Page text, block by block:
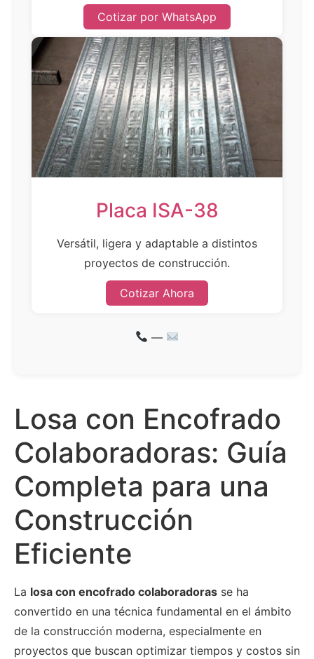
Cotizar por WhatsApp
Placa ISA-38
Versátil, ligera y adaptable a distintos
proyectos de construcción.
Cotizar Ahora
—
Losa con Encofrado
Colaboradoras: Guía
Completa para una
Construcción
Eficiente
La losa con encofrado colaboradoras se ha
convertido en una técnica fundamental en el ámbito
de la construcción moderna, especialmente en
proyectos que buscan optimizar tiempos y costos sin